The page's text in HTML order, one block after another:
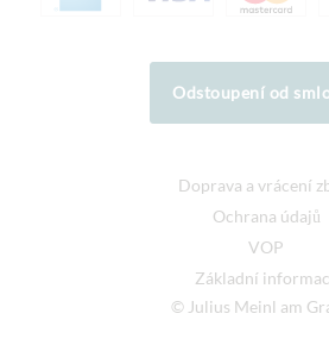
Odstoupení od
Doprava a vrácení
Ochrana údajů
VOP
Základní
© Julius Meinl am